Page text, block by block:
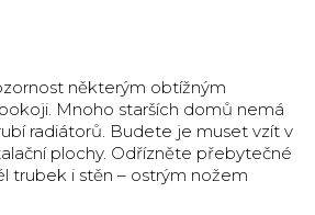
některým obtížným
Mnoho starších domů nemá
radiátorů. Budete je muset vzít v
plochy. Odřízněte přebytečné
trubek i stěn – ostrým nožem